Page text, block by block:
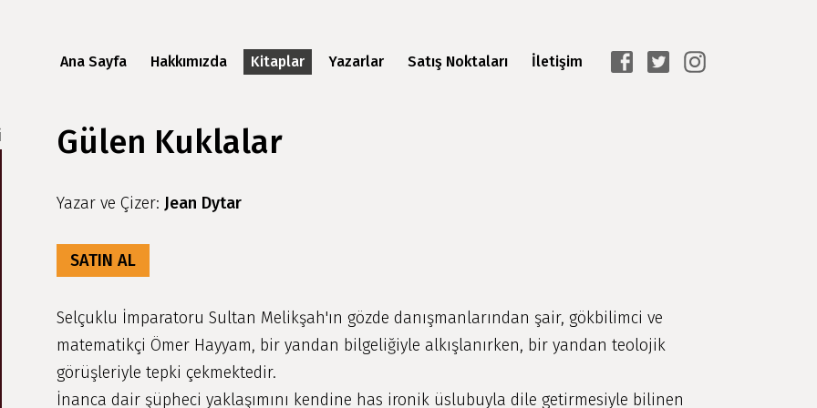
Ana Sayfa Hakkımızda Kitaplar Yazarlar Satış Noktaları İletişim
Gülen Kuklalar
Yazar ve Çizer: Jean Dytar
SATIN AL
Selçuklu İmparatoru Sultan Melikşah'ın gözde danışmanlarından şair, gökbilimci ve
matematikçi Ömer Hayyam, bir yandan bilgeliğiyle alkışlanırken, bir yandan teolojik
görüşleriyle tepki çekmektedir.
İnanca dair şüpheci yaklaşımını kendine has ironik üslubuyla dile getirmesiyle bilinen